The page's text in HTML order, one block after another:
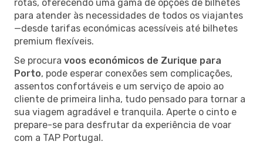
rotas, oferecendo uma gama de opções de bilhetes
para atender às necessidades de todos os viajantes
—desde tarifas económicas acessíveis até bilhetes
premium flexíveis.
Se procura voos económicos de Zurique para
Porto, pode esperar conexões sem complicações,
assentos confortáveis e um serviço de apoio ao
cliente de primeira linha, tudo pensado para tornar a
sua viagem agradável e tranquila. Aperte o cinto e
prepare-se para desfrutar da experiência de voar
com a TAP Portugal.